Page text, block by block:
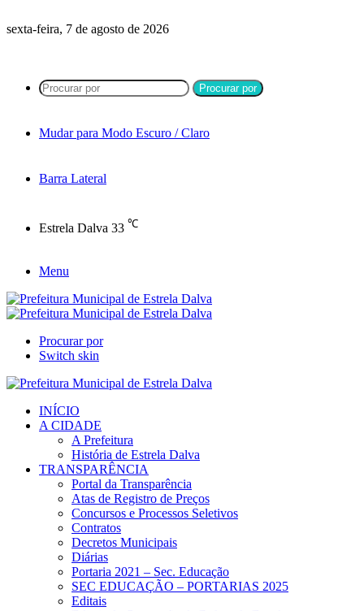
sexta-feira, 7 de agosto de 2026
Procurar por
Mudar para Modo Escuro / Claro
Barra Lateral
Estrela Dalva 33 ℃
Menu
Procurar por
Switch skin
INÍCIO
A CIDADE
A Prefeitura
História de Estrela Dalva
TRANSPARÊNCIA
Portal da Transparência
Atas de Registro de Preços
Concursos e Processos Seletivos
Contratos
Decretos Municipais
Diárias
Portaria 2021 – Sec. Educação
SEC EDUCAÇÃO – PORTARIAS 2025
Editais